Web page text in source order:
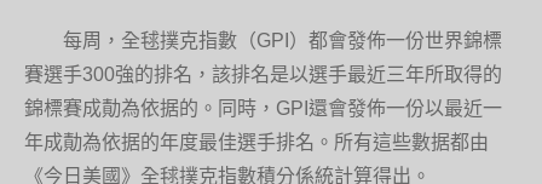
每周，全毬撲克指數（GPI）都會發佈一份世界錦標
賽選手300強的排名，該排名是以選手最近三年所取得的
錦標賽成勣為依据的。同時，GPI還會發佈一份以最近一
年成勣為依据的年度最佳選手排名。所有這些數据都由
《今日美國》全毬撲克指數積分係統計算得出。